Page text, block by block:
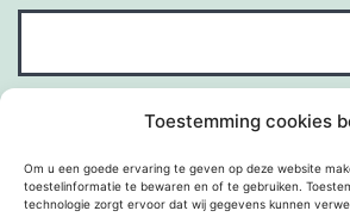
Toestemming cookies
Om u een goede ervaring te geven op deze website
toestelinformatie te bewaren en of te gebruiken.
technologie zorgt ervoor dat wij gegevens kunnen